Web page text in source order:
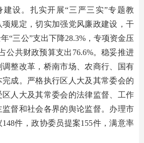
建设。扎实开展“三严三实”专题教
规定，切实加强党风廉政建设，干
“三公”支出下降28.3%，专项资金压
公共财政预算支出76.6%。稳妥推进
整改革，桥南市场、农商行、国有
成。严格执行区人大及其常委会的
人大及其常委会的法律监督、工作
督和社会各界的舆论监督。办理市
件，政协委员提案155件，满意率